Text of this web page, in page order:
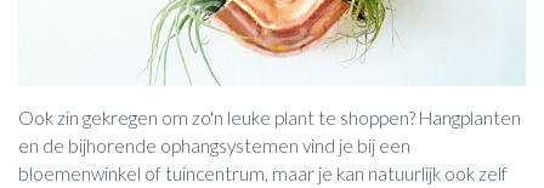
Ook zin gekregen om zo'n leuke plant te shoppen? Hangplanten
en de bijhorende ophangsystemen vind je bij een
bloemenwinkel of tuincentrum, maar je kan natuurlijk ook zelf